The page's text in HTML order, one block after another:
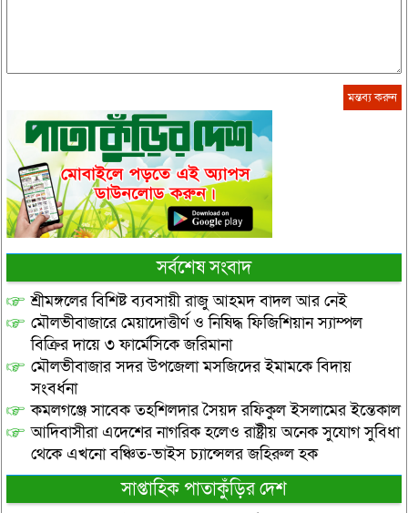
সর্বশেষ সংবাদ
শ্রীমঙ্গলের বিশিষ্ট ব্যবসায়ী রাজু আহমদ বাদল আর নেই
মৌলভীবাজারে মেয়াদোত্তীর্ণ ও নিষিদ্ধ ফিজিশিয়ান স্যাম্পল
বিক্রির দায়ে ৩ ফার্মেসিকে জরিমানা
মৌলভীবাজার সদর উপজেলা মসজিদের ইমামকে বিদায়
সংবর্ধনা
কমলগঞ্জে সাবেক তহশিলদার সৈয়দ রফিকুল ইসলামের ইন্তেকাল
আদিবাসীরা এদেশের নাগরিক হলেও রাষ্ট্রীয় অনেক সুযোগ সুবিধা
থেকে এখনো বঞ্চিত-ভাইস চ্যান্সেলর জহিরুল হক
সাপ্তাহিক পাতাকুঁড়ির দেশ